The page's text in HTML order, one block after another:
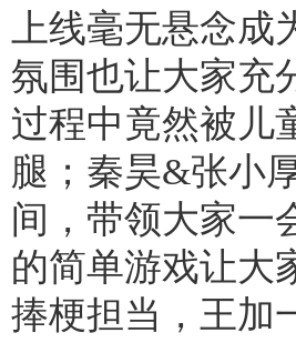
上线毫无悬念
氛围也让大家充
过程中竟然被儿
腿；秦昊&张小
间，带领大家一
的简单游戏让大
捧梗担当，王加